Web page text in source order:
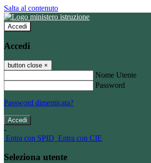
Salta al contenuto
Accedi
Accedi
button close ×
Nome Utente
Password
Password dimenticata?
-
Entra con SPID Entra con CIE
Seleziona utente